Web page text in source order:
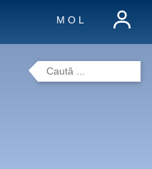
M O L